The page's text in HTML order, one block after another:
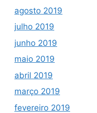
agosto 2019
julho 2019
junho 2019
maio 2019
abril 2019
março 2019
fevereiro 2019